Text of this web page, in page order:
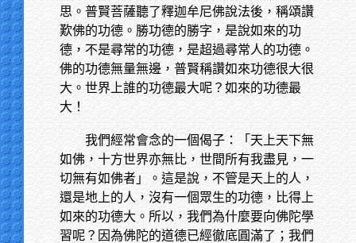
思。普賢菩薩聽了釋迦牟尼佛說法後，稱頌讚
歎佛的功德。勝功德的勝字，是說如來的功
德，不是尋常的功德，是超過尋常人的功德。
佛的功德無量無邊，普賢稱讚如來功德很大很
大。世界上誰的功德最大呢？如來的功德最
大！
我們經常會念的一個偈子：「天上天下無
如佛，十方世界亦無比，世間所有我盡見，一
切無有如佛者」。這是說，不管是天上的人，
還是地上的人，沒有一個眾生的功德，比得上
如來的功德大。所以，我們為什麼要向佛陀學
習呢？因為佛陀的道德已經徹底圓滿了；我們